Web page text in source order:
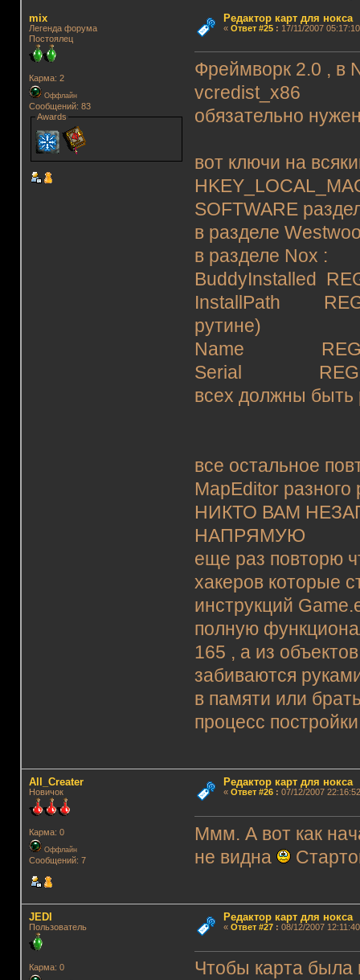
mix
Легенда форума
Постоялец
Карма: 2
Оффлайн
Сообщений: 83
Awards
Редактор карт для нокса
« Ответ #25: 17/11/2007
Фреймворк 2.0 , в
vcredist_x86
обязательно
вот ключи на
SOFTWARE
в разделе
в разделе Nox :
BuddyInstalled
InstallPath
рутине)
Name
Serial REGSZ
всех должны быть
все остальное
MapEditor
НИКТО ВАМ
НАПРЯМУЮ
еще раз повторю
хакеров которые
инструкций
полную
165 , а из
забиваются
в памяти или
процесс
All_Creater
Новичок
Карма: 0
Оффлайн
Сообщений: 7
Редактор карт для нокса
« Ответ #26: 07/12/2007
Ммм. А вот как
не видна
JEDI
Пользователь
Карма: 0
Редактор карт для нокса
« Ответ #27: 08/12/2007
Чтобы карта была